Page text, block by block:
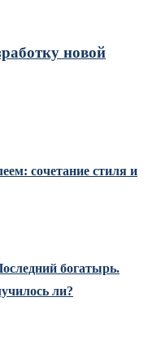
новой
сочетание стиля и
богатырь.
ли?